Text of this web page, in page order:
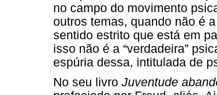
no campo do movimento
outros temas, quando não é
sentido estrito que está em
isso não é a “verdadeira”
espúria dessa, intitulada de
No seu livro Juventude